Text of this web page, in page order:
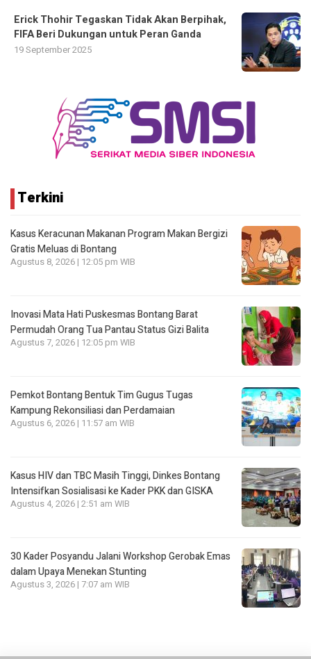
Erick Thohir Tegaskan Tidak Akan Berpihak,
FIFA Beri Dukungan untuk Peran Ganda
19 September 2025
Terkini
Kasus Keracunan Makanan Program Makan Bergizi
Gratis Meluas di Bontang
Agustus 8, 2026 | 12:05 pm WIB
Inovasi Mata Hati Puskesmas Bontang Barat
Permudah Orang Tua Pantau Status Gizi Balita
Agustus 7, 2026 | 12:05 pm WIB
Pemkot Bontang Bentuk Tim Gugus Tugas
Kampung Rekonsiliasi dan Perdamaian
Agustus 6, 2026 | 11:57 am WIB
Kasus HIV dan TBC Masih Tinggi, Dinkes Bontang
Intensifkan Sosialisasi ke Kader PKK dan GISKA
Agustus 4, 2026 | 2:51 am WIB
30 Kader Posyandu Jalani Workshop Gerobak Emas
dalam Upaya Menekan Stunting
Agustus 3, 2026 | 7:07 am WIB